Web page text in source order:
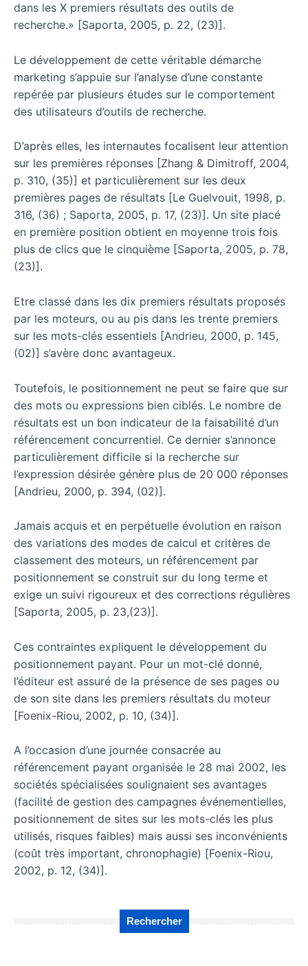
dans les X premiers résultats des outils de
recherche.» [Saporta, 2005, p. 22, (23)].
Le développement de cette véritable démarche
marketing s’appuie sur l’analyse d’une constante
repérée par plusieurs études sur le comportement
des utilisateurs d’outils de recherche.
D’après elles, les internautes focalisent leur attention
sur les premières réponses [Zhang & Dimitroff, 2004,
p. 310, (35)] et particulièrement sur les deux
premières pages de résultats [Le Guelvouit, 1998, p.
316, (36) ; Saporta, 2005, p. 17, (23)]. Un site placé
en première position obtient en moyenne trois fois
plus de clics que le cinquième [Saporta, 2005, p. 78,
(23)].
Etre classé dans les dix premiers résultats proposés
par les moteurs, ou au pis dans les trente premiers
sur les mots-clés essentiels [Andrieu, 2000, p. 145,
(02)] s’avère donc avantageux.
Toutefois, le positionnement ne peut se faire que sur
des mots ou expressions bien ciblés. Le nombre de
résultats est un bon indicateur de la faisabilité d’un
référencement concurrentiel. Ce dernier s’annonce
particulièrement difficile si la recherche sur
l’expression désirée génère plus de 20 000 réponses
[Andrieu, 2000, p. 394, (02)].
Jamais acquis et en perpétuelle évolution en raison
des variations des modes de calcul et critères de
classement des moteurs, un référencement par
positionnement se construit sur du long terme et
exige un suivi rigoureux et des corrections régulières
[Saporta, 2005, p. 23,(23)].
Ces contraintes expliquent le développement du
positionnement payant. Pour un mot-clé donné,
l’éditeur est assuré de la présence de ses pages ou
de son site dans les premiers résultats du moteur
[Foenix-Riou, 2002, p. 10, (34)].
A l’occasion d’une journée consacrée au
référencement payant organisée le 28 mai 2002, les
sociétés spécialisées soulignaient ses avantages
(facilité de gestion des campagnes événementielles,
positionnement de sites sur les mots-clés les plus
utilisés, risques faibles) mais aussi ses inconvénients
(coût très important, chronophagie) [Foenix-Riou,
2002, p. 12, (34)].
Rechercher